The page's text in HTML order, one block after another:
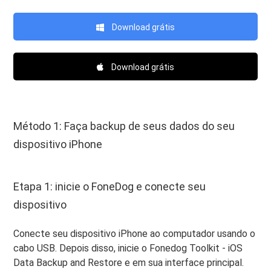
Download grátis
Download grátis
Método 1: Faça backup de seus dados do seu
dispositivo iPhone
Etapa 1: inicie o FoneDog e conecte seu
dispositivo
Conecte seu dispositivo iPhone ao computador usando o
cabo USB. Depois disso, inicie o Fonedog Toolkit - iOS
Data Backup and Restore e em sua interface principal.